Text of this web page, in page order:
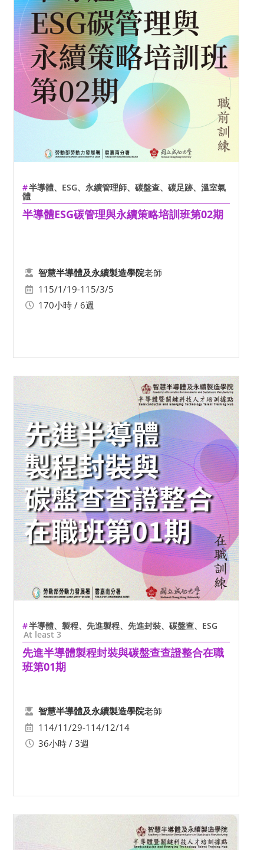
半導體、ESG、永續管理師、碳盤查、碳足跡、溫室氣
體
半導體ESG碳管理與永續策略培訓班第02期
智慧半導體及永續製造學院老師
115/1/19-115/3/5
170小時 / 6週
半導體、製程、先進製程、先進封裝、碳盤查、ESG
At least 3
先進半導體製程封裝與碳盤查查證整合在職
班第01期
智慧半導體及永續製造學院老師
114/11/29-114/12/14
36小時 / 3週